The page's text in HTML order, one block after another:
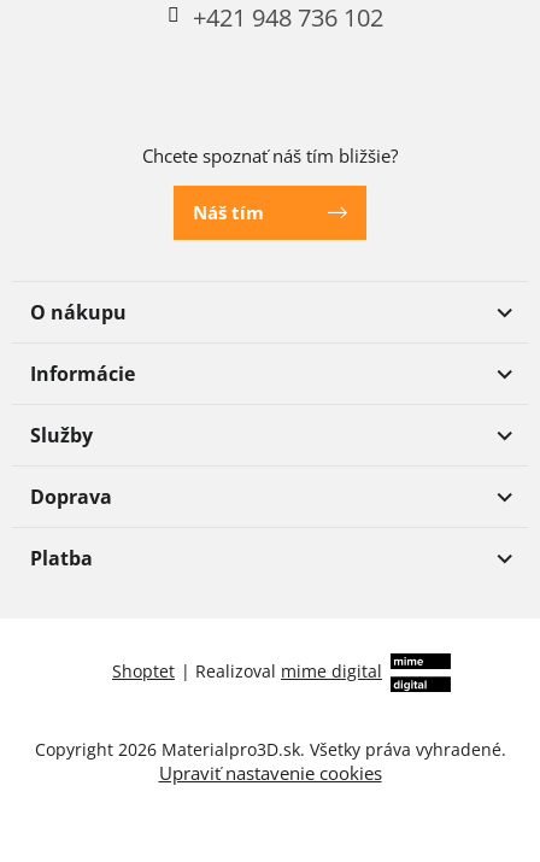
+421 948 736 102
Chcete spoznať náš tím bližšie?
Náš tím
O nákupu
Informácie
Služby
Doprava
Platba
Shoptet | Realizoval mime digital
Copyright 2026 Materialpro3D.sk. Všetky práva vyhradené.
Upraviť nastavenie cookies